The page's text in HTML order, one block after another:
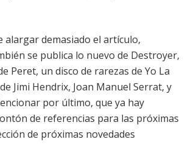
alargar demasiado el artículo,
se publica lo nuevo de Destroyer,
Peret, un disco de rarezas de Yo La
Jimi Hendrix, Joan Manuel Serrat, y
por último, que ya hay
de referencias para las próximas
de próximas novedades